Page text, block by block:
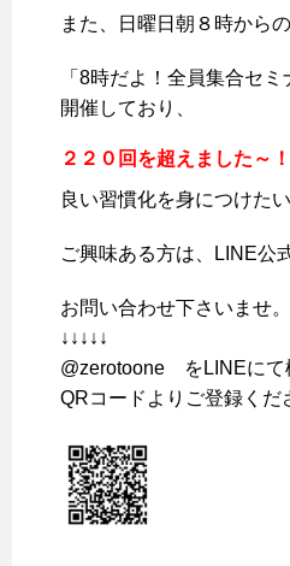
また、日曜日朝８時からの
「8時だよ！全員集合セ
開催しており、
２２０回を超えました～！
良い習慣化を身につけたい
ご興味ある方は、LINE公
お問い合わせ下さいませ。
↓↓↓↓↓
@zerotoone をLINEにて
QRコードよりご登録くだ